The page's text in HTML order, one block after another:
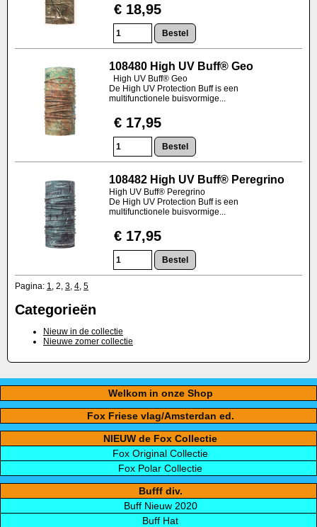
€ 18,95
108480 High UV Buff® Geo
High UV Buff® Geo
De High UV Protection Buff is een
multifunctionele buisvormige...
€ 17,95
108482 High UV Buff® Peregrino
High UV Buff® Peregrino
De High UV Protection Buff is een
multifunctionele buisvormige...
€ 17,95
Pagina: 1, 2, 3, 4, 5
Categorieën
Nieuw in de collectie
Nieuwe zomer collectie
Welkom in onze Shop
Fox Friese vlag/Amsterdan ed.
NIEUW de Fox Collectie
Fox Original Collectie
Fox Polar Collectie
Bufff div.
Buff Nieuw 2020
Buff Hat